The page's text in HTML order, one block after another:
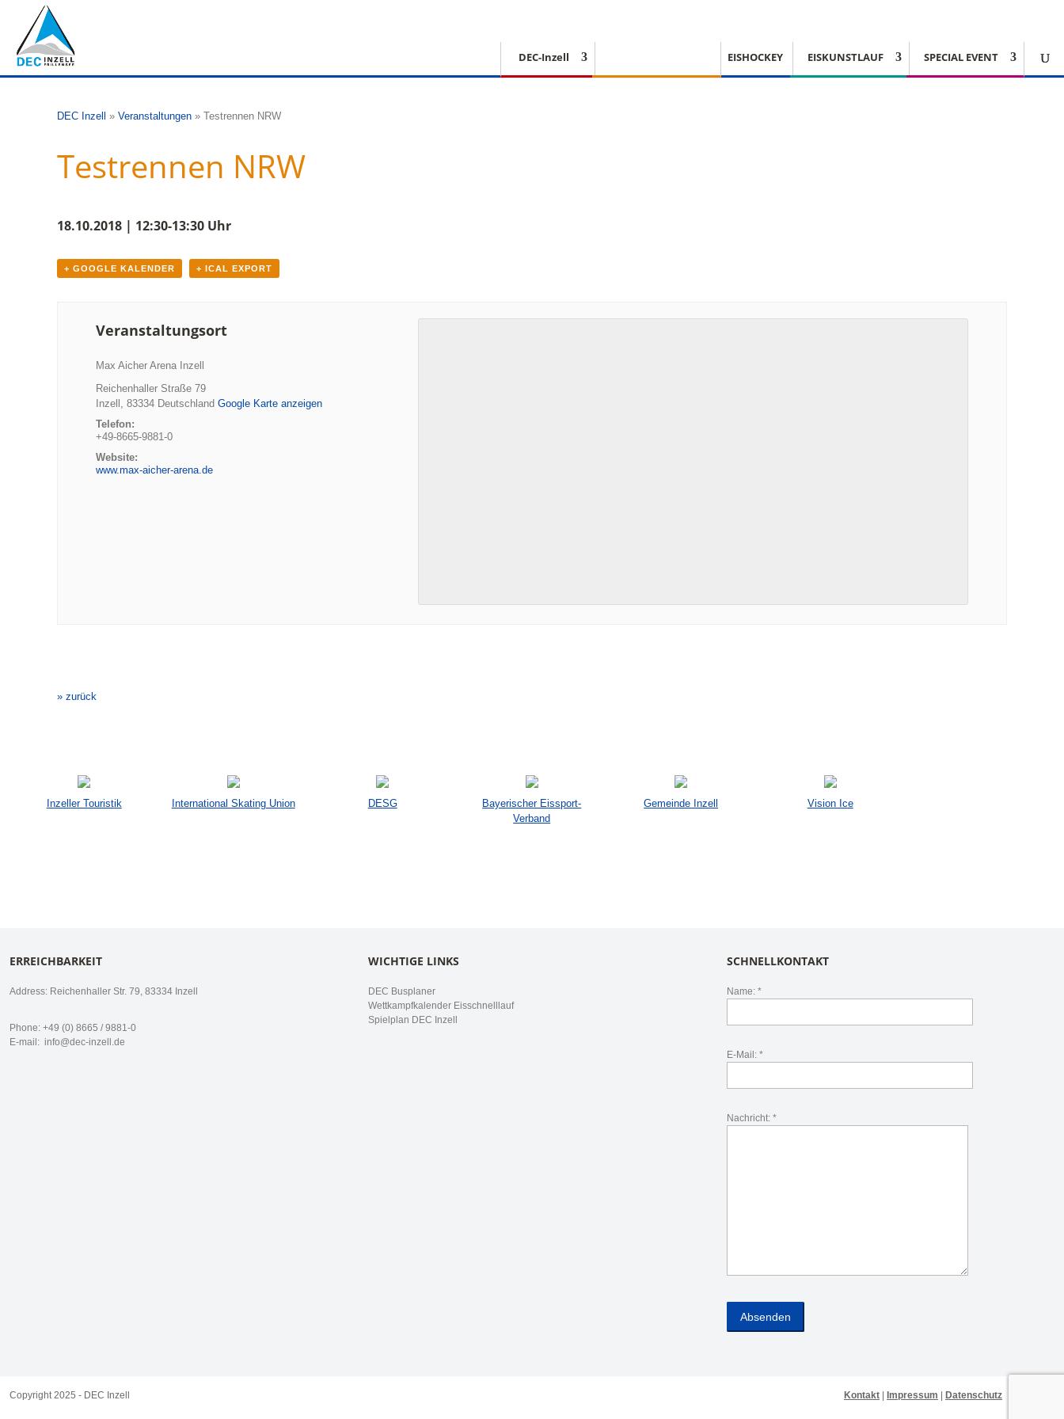
DEC-Inzell EISHOCKEY EISKUNSTLAUF SPECIAL EVENT
DEC Inzell » Veranstaltungen » Testrennen NRW
Testrennen NRW
18.10.2018 | 12:30-13:30 Uhr
+ GOOGLE KALENDER + ICAL EXPORT
Veranstaltungsort
Max Aicher Arena Inzell
Reichenhaller Straße 79
Inzell , 83334 Deutschland Google Karte anzeigen
Telefon:
+49-8665-9881-0
Website:
www.max-aicher-arena.de
Navigation
» zurück
Inzeller Touristik International Skating Union DESG
Bayerischer Eissport-
Verband
Gemeinde Inzell Vision Ice
ERREICHBARKEIT
Address: Reichenhaller Str. 79, 83334 Inzell
Phone: +49 (0) 8665 / 9881-0
E-mail: info@dec-inzell.de
WICHTIGE LINKS
DEC Busplaner
Wettkampfkalender Eisschnelllauf
Spielplan DEC Inzell
SCHNELLKONTAKT
Name: *
E-Mail: *
Nachricht: *
Copyright 2025 - DEC Inzell Kontakt | Impressum | Datenschutz